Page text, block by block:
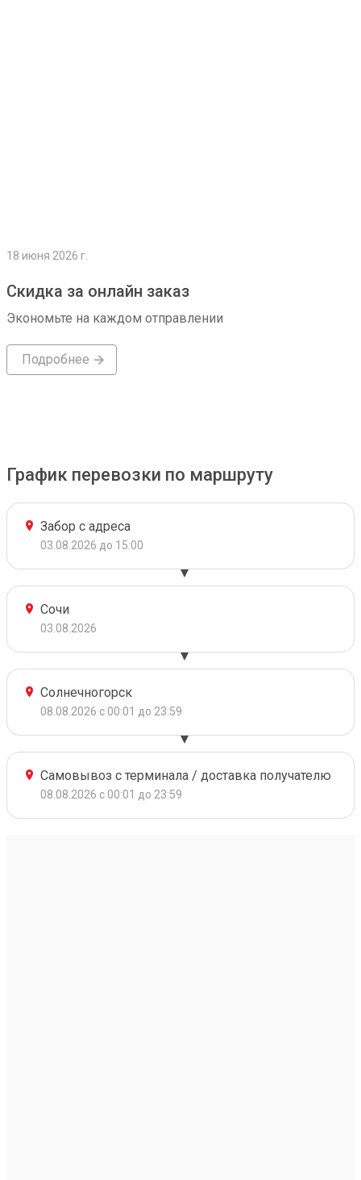
18 июня 2026 г.
Скидка за онлайн заказ
Экономьте на каждом отправлении
Подробнее
График перевозки по маршруту
Забор с адреса
03.08.2026 до 15:00
Сочи
03.08.2026
Солнечногорск
08.08.2026 с 00:01 до 23:59
Самовывоз с терминала / доставка получателю
08.08.2026 с 00:01 до 23:59